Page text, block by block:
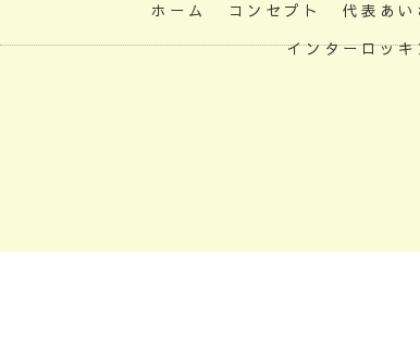
ホーム コンセプト 代表あい
インターロッキ